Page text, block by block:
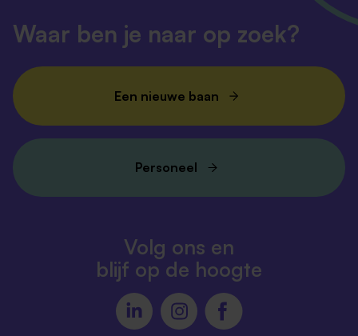
Waar ben je naar op zoek?
Een nieuwe baan
Personeel
Volg ons en
blijf op de hoogte